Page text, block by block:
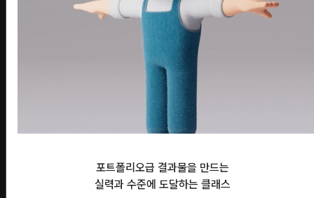
포트폴리오급 결과물을 만드는
실력과 수준에 도달하는 클래스